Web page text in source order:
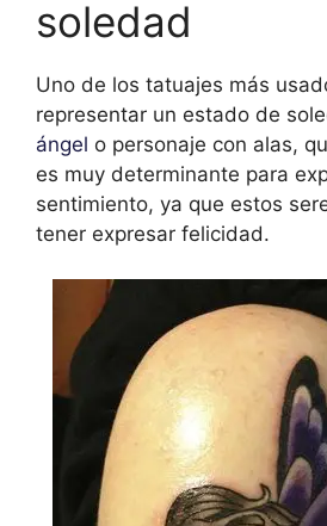
soledad
Uno de los tatuajes más
representar un estado de
ángel o personaje con alas,
es muy determinante para
sentimiento, ya que estos
tener expresar felicidad.